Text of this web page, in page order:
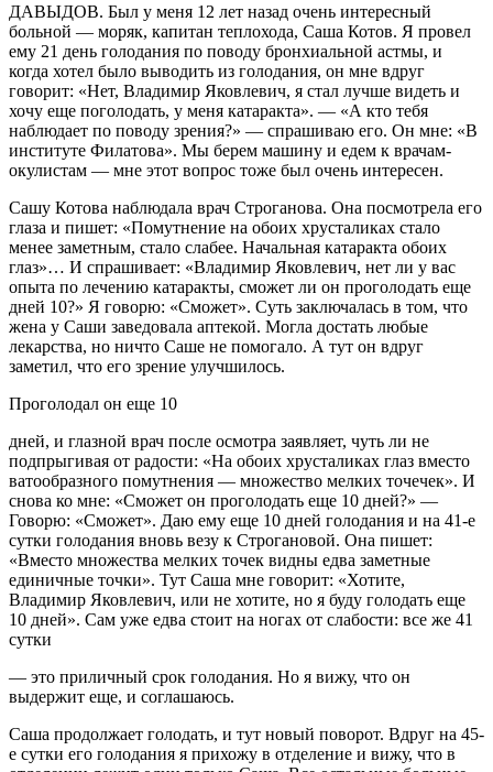
ДАВЫДОВ. Был у меня 12 лет назад очень интересный
больной — моряк, капитан теплохода, Саша Котов. Я провел
ему 21 день голодания по поводу бронхиальной астмы, и
когда хотел было выводить из голодания, он мне вдруг
говорит: «Нет, Владимир Яковлевич, я стал лучше видеть и
хочу еще поголодать, у меня катаракта». — «А кто тебя
наблюдает по поводу зрения?» — спрашиваю его. Он мне: «В
институте Филатова». Мы берем машину и едем к врачам-
окулистам — мне этот вопрос тоже был очень интересен.
Сашу Котова наблюдала врач Строганова. Она посмотрела его
глаза и пишет: «Помутнение на обоих хрусталиках стало
менее заметным, стало слабее. Начальная катаракта обоих
глаз»… И спрашивает: «Владимир Яковлевич, нет ли у вас
опыта по лечению катаракты, сможет ли он проголодать еще
дней 10?» Я говорю: «Сможет». Суть заключалась в том, что
жена у Саши заведовала аптекой. Могла достать любые
лекарства, но ничто Саше не помогало. А тут он вдруг
заметил, что его зрение улучшилось.
Проголодал он еще 10
дней, и глазной врач после осмотра заявляет, чуть ли не
подпрыгивая от радости: «На обоих хрусталиках глаз вместо
ватообразного помутнения — множество мелких точечек». И
снова ко мне: «Сможет он проголодать еще 10 дней?» —
Говорю: «Сможет». Даю ему еще 10 дней голодания и на 41-е
сутки голодания вновь везу к Строгановой. Она пишет:
«Вместо множества мелких точек видны едва заметные
единичные точки». Тут Саша мне говорит: «Хотите,
Владимир Яковлевич, или не хотите, но я буду голодать еще
10 дней». Сам уже едва стоит на ногах от слабости: все же 41
сутки
— это приличный срок голодания. Но я вижу, что он
выдержит еще, и соглашаюсь.
Саша продолжает голодать, и тут новый поворот. Вдруг на 45-
е сутки его голодания я прихожу в отделение и вижу, что в